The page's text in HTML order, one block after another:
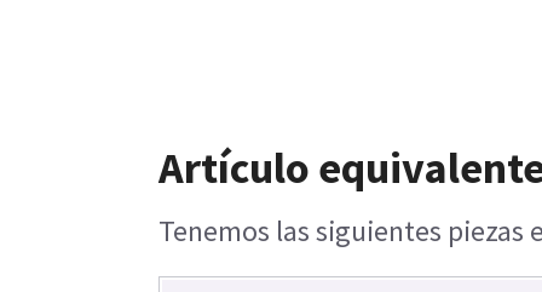
Artículo
Tenemos las siguientes